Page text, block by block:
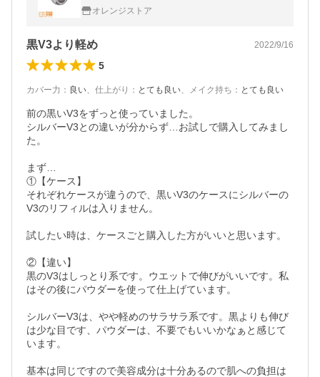
オレンジストア
黒V3より軽め 2022/9/16
5
カバー力 ： 良い、 仕上がり ： とても良い、 メイク持ち ： とても良い
前の黒いV3をずっと使っていました。
シルバーV3との違いが分からず…お試しで購入してみまし
た。
まず…
①【ケース】
それぞれケースが違うので、黒いV3のケースにシルバーの
V3のリフィルは入りません。
試したい時は、ケースごと購入した方がいいと思います。
②【違い】
黒のV3はしっとり系です。ウエットで伸びがいいです。私
はその後にパウダーを使って仕上げています。
シルバーV3は、やや軽めのサラサラ系です。黒よりも伸び
は少な目です、パウダーは、不要でもいいかなぁと感じて
います。
基本は同じですので美容成分は十分あるので肌への負担は